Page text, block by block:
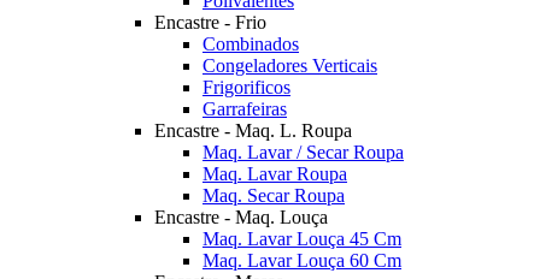
Encastre - Frio
Combinados
Congeladores Verticais
Frigorificos
Garrafeiras
Encastre - Maq. L. Roupa
Maq. Lavar / Secar Roupa
Maq. Lavar Roupa
Maq. Secar Roupa
Encastre - Maq. Louça
Maq. Lavar Louça 45 Cm
Maq. Lavar Louça 60 Cm